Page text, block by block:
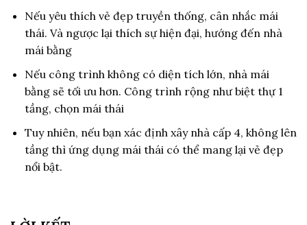
Nếu yêu thích vẻ đẹp truyền thống, cân nhắc mái
thái. Và ngược lại thích sự hiện đại, hướng đến nhà
mái bằng
Nếu công trình không có diện tích lớn, nhà mái
bằng sẽ tối ưu hơn. Công trình rộng như biệt thự 1
tầng, chọn mái thái
Tuy nhiên, nếu bạn xác định xây nhà cấp 4, không lên
tầng thì ứng dụng mái thái có thể mang lại vẻ đẹp
nổi bật.